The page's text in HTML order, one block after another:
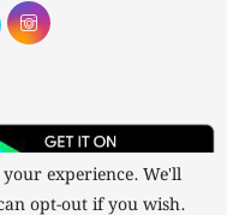
experience. We'll
opt-out if you wish.